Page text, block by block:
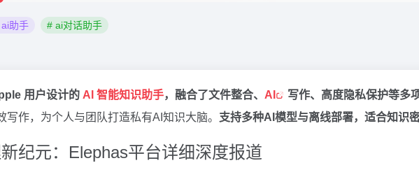
助手 # ai对话助手
用户设计的 AI 智能知识助手，融合了文件整合、 AI
写作、高度隐私保护等多
写作，为个人与团队打造私有AI知识大脑。 支持多种AI模型与离线部署，适合知识
纪元：Elephas平台详细深度报道